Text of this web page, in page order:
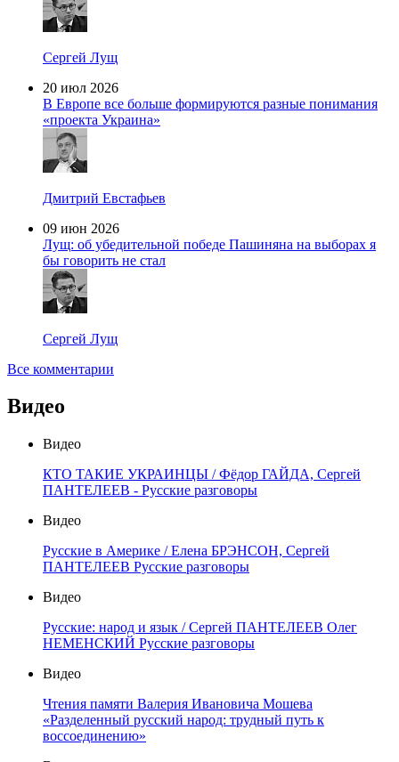
Сергей Лущ
20 июл 2026
В Европе все больше формируются разные понимания
«проекта Украина»
Дмитрий Евстафьев
09 июн 2026
Лущ: об убедительной победе Пашиняна на выборах я
бы говорить не стал
Сергей Лущ
Все комментарии
Видео
Видео
КТО ТАКИЕ УКРАИНЦЫ / Фёдор ГАЙДА, Сергей
ПАНТЕЛЕЕВ - Русские разговоры
Видео
Русские в Америке / Елена БРЭНСОН, Сергей
ПАНТЕЛЕЕВ Русские разговоры
Видео
Русские: народ и язык / Сергей ПАНТЕЛЕЕВ Олег
НЕМЕНСКИЙ Русские разговоры
Видео
Чтения памяти Валерия Ивановича Мошева
«Разделенный русский народ: трудный путь к
воссоединению»